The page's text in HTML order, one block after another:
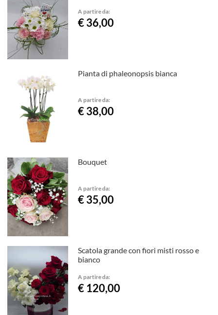
A partire da:
€ 36,00
Pianta di phaleonopsis bianca
A partire da:
€ 38,00
Bouquet
A partire da:
€ 35,00
Scatola grande con fiori misti rosso e
bianco
A partire da:
€ 120,00